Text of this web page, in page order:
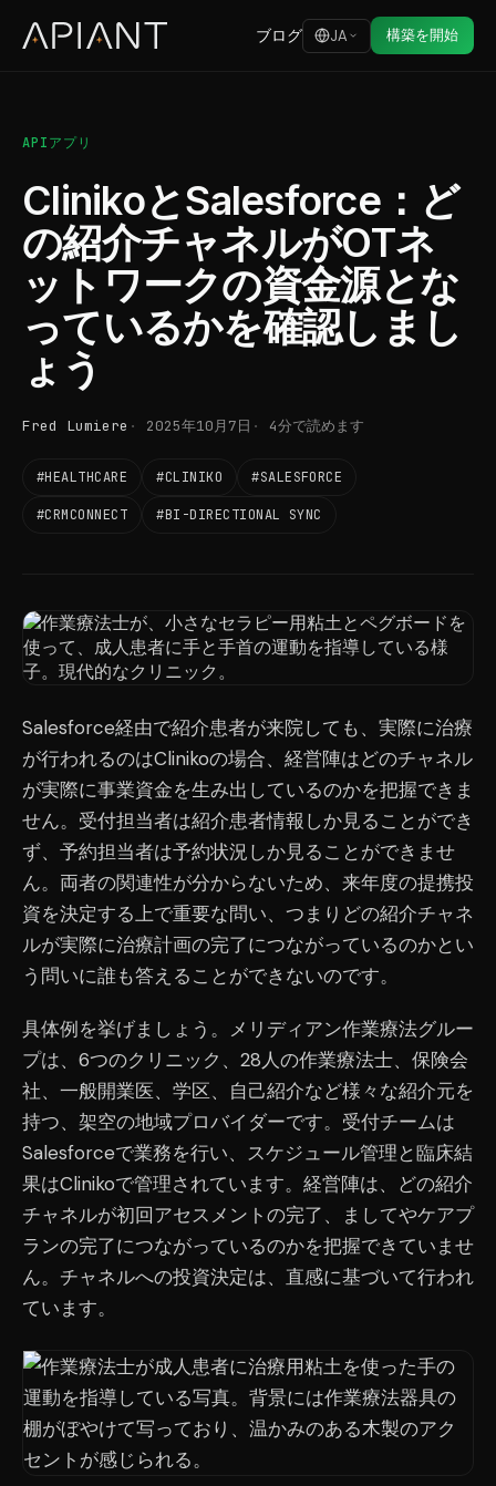
ブログ JA 構築を開始
APIアプリ
ClinikoとSalesforce：ど
の紹介チャネルがOTネ
ットワークの資金源とな
っているかを確認しまし
ょう
Fred Lumiere 2025年10月7日 4分で読めます
#HEALTHCARE #CLINIKO #SALESFORCE
#CRMCONNECT #BI-DIRECTIONAL SYNC
Salesforce経由で紹介患者が来院しても、実際に治療
が行われるのはClinikoの場合、経営陣はどのチャネル
が実際に事業資金を生み出しているのかを把握できま
せん。受付担当者は紹介患者情報しか見ることができ
ず、予約担当者は予約状況しか見ることができませ
ん。両者の関連性が分からないため、来年度の提携投
資を決定する上で重要な問い、つまりどの紹介チャネ
ルが実際に治療計画の完了につながっているのかとい
う問いに誰も答えることができないのです。
具体例を挙げましょう。メリディアン作業療法グルー
プは、6つのクリニック、28人の作業療法士、保険会
社、一般開業医、学区、自己紹介など様々な紹介元を
持つ、架空の地域プロバイダーです。受付チームは
Salesforceで業務を行い、スケジュール管理と臨床結
果はClinikoで管理されています。経営陣は、どの紹介
チャネルが初回アセスメントの完了、ましてやケアプ
ランの完了につながっているのかを把握できていませ
ん。チャネルへの投資決定は、直感に基づいて行われ
ています。